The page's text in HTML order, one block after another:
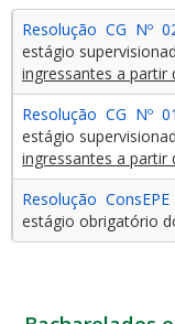
Resolução CG Nº
estágio
ingressantes a partir
Resolução CG Nº
estágio
ingressantes a partir
Resolução
estágio obrigatório